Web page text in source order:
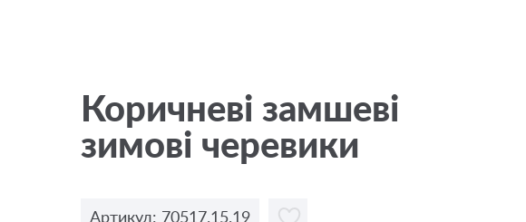
Коричневі замшеві
зимові черевики
Артикул: 70517.15.19